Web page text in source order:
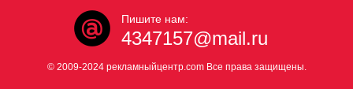
Пишите нам:
4347157@mail.ru
© 2009-2024 рекламныйцентр.com Все права защищены.